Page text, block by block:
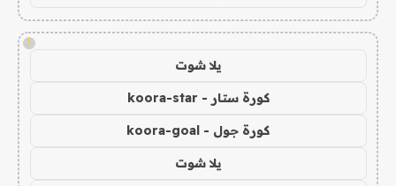
!
يلا شوت
كورة ستار - koora-star
كورة جول - koora-goal
يلا شوت